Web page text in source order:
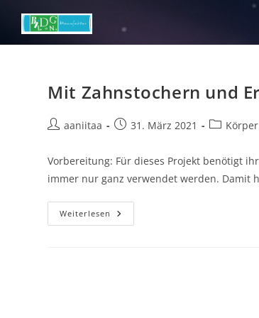
Inhalt
springen
Mit Zahnstochern und
Beitrags-
aaniitaa
Beitrag31. März 2021
Beitrags-
Vorbereitung: Für dieses Projekt benötigt
immer nur ganz verwendet werden. Damit
Weiterlesen Mit
Zahnstochern